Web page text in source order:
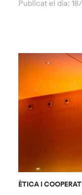
Publicat el dia:
ÈTICA I